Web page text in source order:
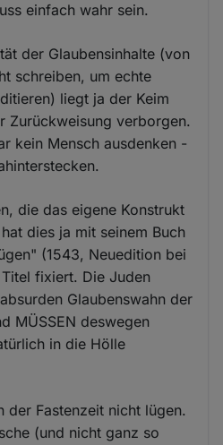
einfach wahr sein.
der Glaubensinhalte (von
schreiben, um echte
liegt ja der Keim
Zurückweisung verborgen.
kein Mensch ausdenken -
die das eigene Konstrukt
dies ja mit seinem Buch
(1543, Neuedition bei
fixiert. Die Juden
Glaubenswahn der
MÜSSEN deswegen
in die Hölle
der Fastenzeit nicht lügen.
(und nicht ganz so